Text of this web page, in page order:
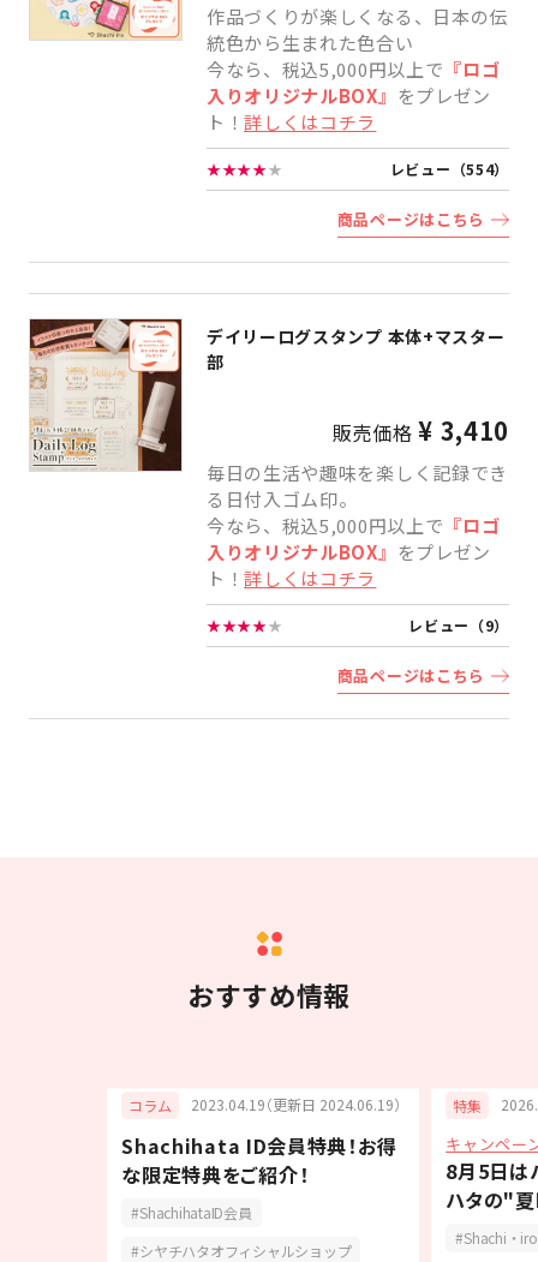
作品づくりが楽しくなる、日本の伝
統色から生まれた色合い
今なら、税込5,000円以上で 『ロゴ
入りオリジナルBOX』 をプレゼン
ト！詳しくはコチラ
★★★★★ レビュー（554）
商品ページはこちら
デイリーログスタンプ 本体+マスター
部
販売価格¥ 3,410
毎日の生活や趣味を楽しく記録でき
る日付入ゴム印。
今なら、税込5,000円以上で 『ロゴ
入りオリジナルBOX』 をプレゼン
ト！詳しくはコチラ
★★★★★ レビュー（9）
商品ページはこちら
おすすめ情報
コラム 2023.04.19（更新日 2024.06.19）
Shachihata ID会員特典！お得
な限定特典をご紹介！
ShachihataID会員
シヤチハタオフィシャルショップ
特集
キャンペー
8月5日は
ハタの"
Shachi・iro